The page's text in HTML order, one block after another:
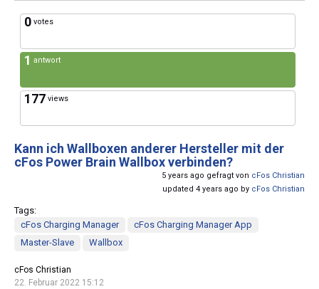
0 votes
1 antwort
177 views
Kann ich Wallboxen anderer Hersteller mit der
cFos Power Brain Wallbox verbinden?
5 years ago gefragt von cFos Christian
updated 4 years ago by cFos Christian
Tags:
cFos Charging Manager
cFos Charging Manager App
Master-Slave
Wallbox
cFos Christian
22. Februar 2022 15:12